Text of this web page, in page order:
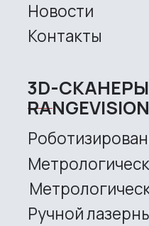
Site map
sales@rangevision.com
CONTACT US